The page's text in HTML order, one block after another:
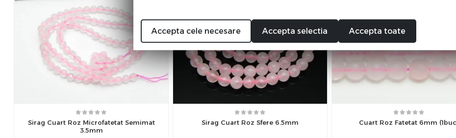
Sirag Cuart Roz Microfatetat Semimat
3.5mm
Sirag Cuart Roz Sfere 6.5mm Cuart Roz Fatetat 6mm
Accepta cele necesare Accepta selectia Accepta toate